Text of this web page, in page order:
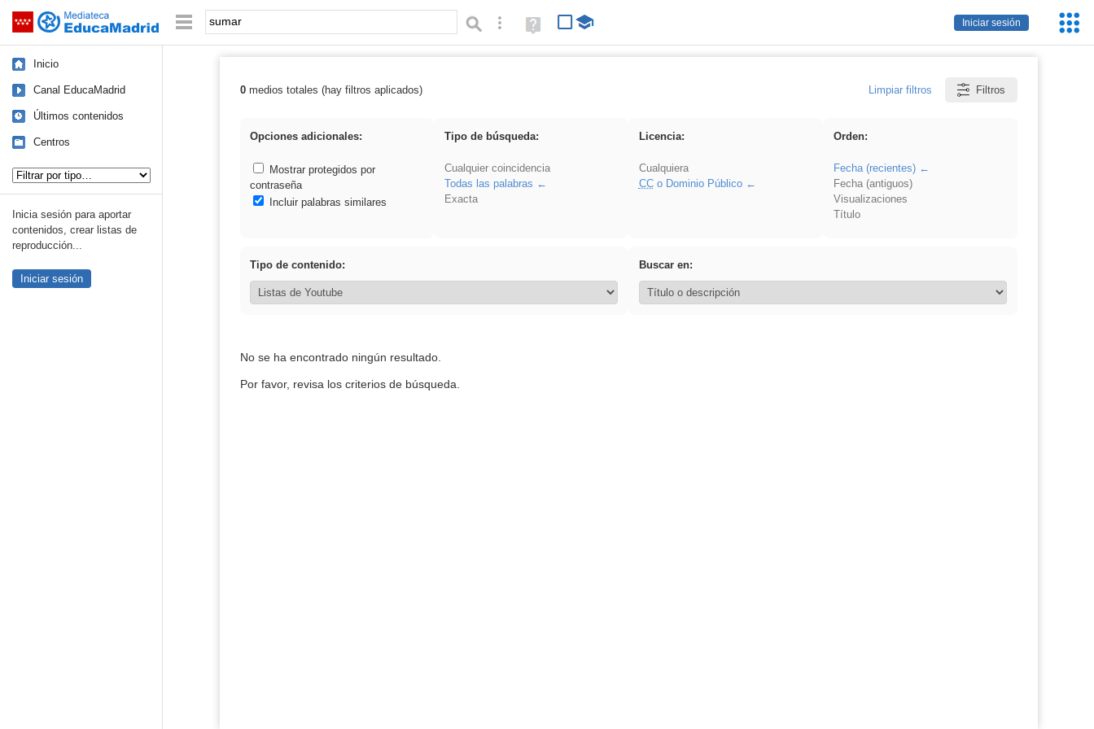
Saltar navegación
Iniciar sesión
Palabra o frase: Búsqueda avanzada
Ayuda
(en
Inicio
Canal EducaMadrid
Últimos contenidos
Centros
Inicia sesión para aportar
contenidos, crear listas de
reproducción...
Iniciar sesión
Resultados de: sumar
0medios totales (hay filtros aplicados) Limpiar filtros Filtros
Opciones adicionales:
Mostrar protegidos por
contraseña
Incluir palabras similares
Tipo de búsqueda:
Cualquier coincidencia
Todas las palabras
Exacta
Licencia:
Cualquiera
CCo Dominio Público
Orden:
Fecha (recientes)
Fecha (antiguos)
Visualizaciones
Título
Tipo de contenido: Buscar en:
No se ha encontrado ningún resultado.
Por favor, revisa los criterios de búsqueda.